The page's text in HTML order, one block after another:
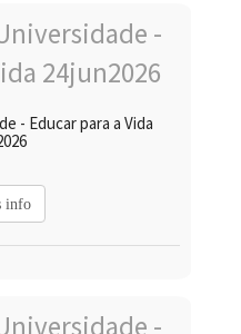
- Educar para a Vida
info